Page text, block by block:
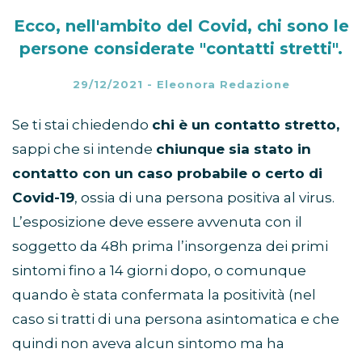
Ecco, nell'ambito del Covid, chi sono le
persone considerate "contatti stretti".
29/12/2021 - Eleonora Redazione
Se ti stai chiedendo chi è un contatto stretto,
sappi che si intende chiunque sia stato in
contatto con un caso probabile o certo di
Covid-19, ossia di una persona positiva al virus.
L’esposizione deve essere avvenuta con il
soggetto da 48h prima l’insorgenza dei primi
sintomi fino a 14 giorni dopo, o comunque
quando è stata confermata la positività (nel
caso si tratti di una persona asintomatica e che
quindi non aveva alcun sintomo ma ha